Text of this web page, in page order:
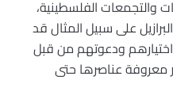
والتجمعات الفلسطينية،
على سبيل المثال قد
ودعوتهم من قبل
معروفة عناصرها حتى